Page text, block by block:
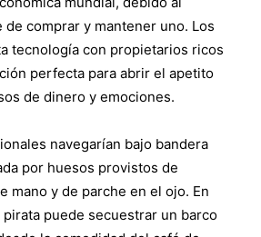
comprar y mantener uno. Los
tecnología con propietarios ricos
perfecta para abrir el apetito
de dinero y emociones.
navegarían bajo bandera
por huesos provistos de
mano y de parche en el ojo. En
pirata puede secuestrar un barco